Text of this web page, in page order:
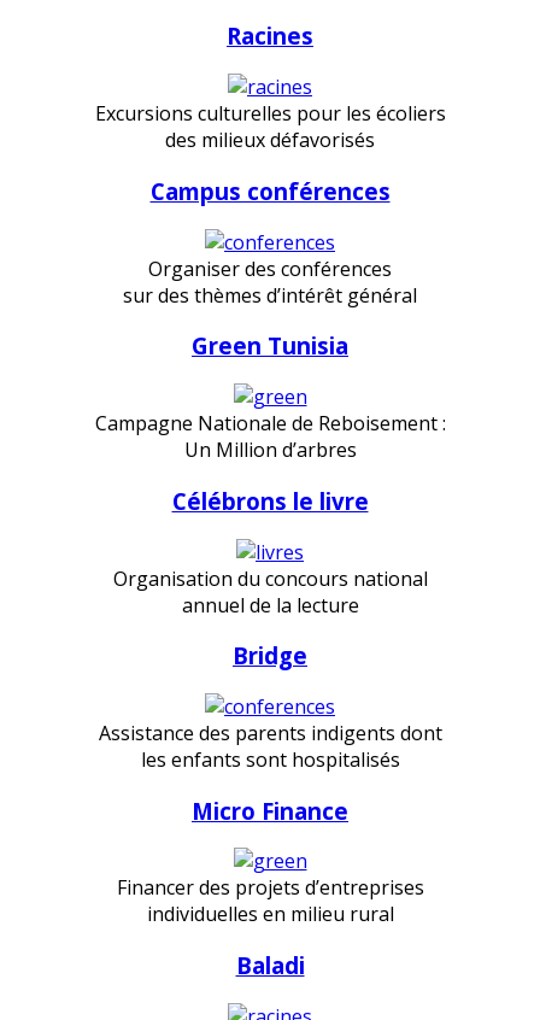
Racines
Excursions culturelles pour les écoliers
des milieux défavorisés
Campus conférences
Organiser des conférences
sur des thèmes d’intérêt général
Green Tunisia
Campagne Nationale de Reboisement :
Un Million d’arbres
Célébrons le livre
Organisation du concours national
annuel de la lecture
Bridge
Assistance des parents indigents dont
les enfants sont hospitalisés
Micro Finance
Financer des projets d’entreprises
individuelles en milieu rural
Baladi